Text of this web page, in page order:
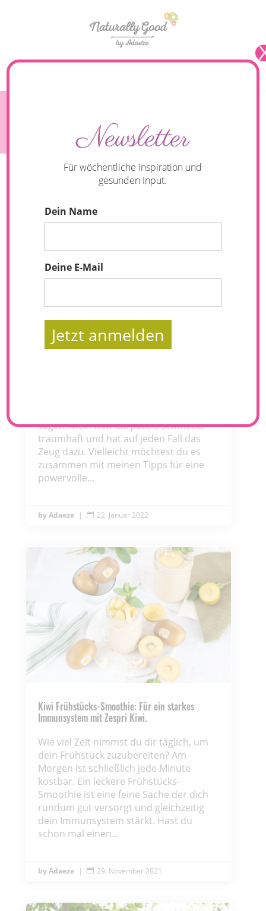
sagen: Mein Kiwi-Carpaccio schmeckt
traumhaft und hat auf jeden Fall das
Zeug dazu. Vielleicht möchtest du es
zusammen mit meinen Tipps für eine
powervolle...
Adaeze |  22. Januar 2022
Kiwi Frühstücks-Smoothie: Für ein starkes
Immunsystem mit Zespri Kiwi.
Wie viel Zeit nimmst du dir täglich, um
dein Frühstück zuzubereiten? Am
Morgen ist schließlich jede Minute
kostbar. Ein leckere Frühstücks-
Smoothie ist eine feine Sache der dich
rundum gut versorgt und gleichzeitig
dein Immunsystem stärkt. Hast du
schon mal einen...
Adaeze |  29. November 2021
Newsletter
Für wöchentliche Inspiration und
gesunden Input.
Dein Name
Deine E-Mail
Jetzt anmelden